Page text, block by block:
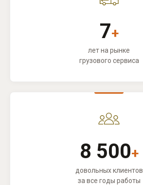
7+
лет на рынке
грузового сервиса
8 500+
довольных клиентов
за все годы работы